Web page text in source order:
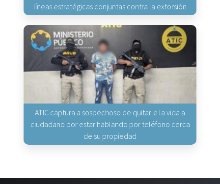
líneas estratégicas conjuntas contra la extorsión
ATIC captura a sospechoso de quitarle la vida a
ciudadano por estar hablando por teléfono cerca
de su propiedad